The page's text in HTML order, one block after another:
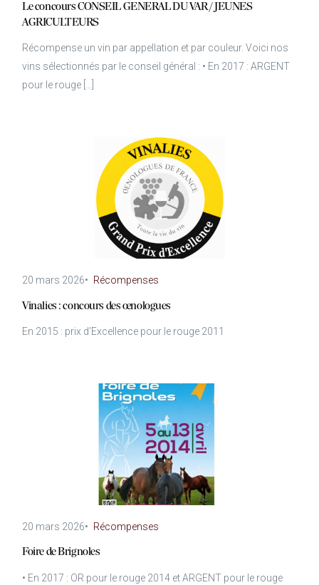
Le concours CONSEIL GENERAL DU VAR / JEUNES
AGRICULTEURS
Récompense un vin par appellation et par couleur. Voici nos
vins sélectionnés par le conseil général : • En 2017 : ARGENT
pour le rouge […]
20 mars 2026• Récompenses
Vinalies : concours des œnologues
En 2015 : prix d’Excellence pour le rouge 2011
20 mars 2026• Récompenses
Foire de Brignoles
• En 2017 : OR pour le rouge 2014 et ARGENT pour le rouge